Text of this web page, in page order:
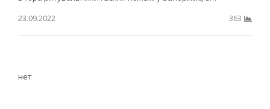
23.09.2022
363
нет